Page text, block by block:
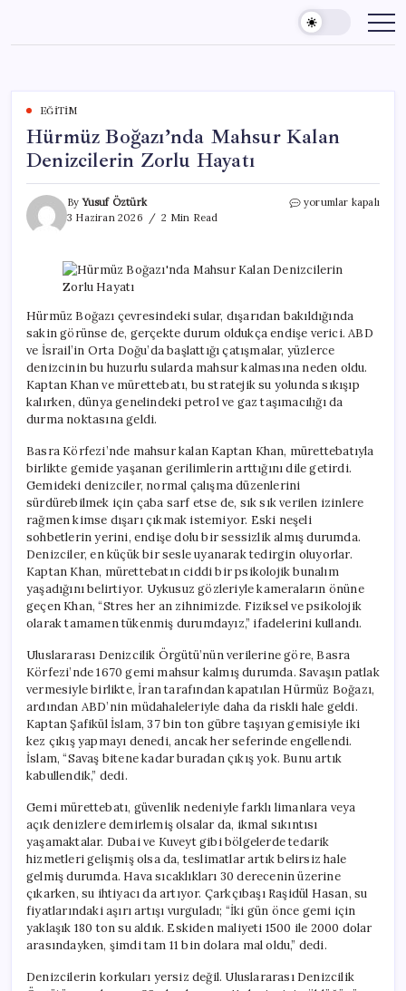
content
EĞITIM
Hürmüz Boğazı’nda Mahsur Kalan
Denizcilerin Zorlu Hayatı
ByYusuf Öztürk
3 Haziran 2026
2 Min Read
Hürmüz
Denizcilerin
Zorlu
için
yorumlar kapalı
Hürmüz Boğazı çevresindeki sular, dışarıdan bakıldığında
sakin görünse de, gerçekte durum oldukça endişe verici. ABD
ve İsrail’in Orta Doğu’da başlattığı çatışmalar, yüzlerce
denizcinin bu huzurlu sularda mahsur kalmasına neden oldu.
Kaptan Khan ve mürettebatı, bu stratejik su yolunda sıkışıp
kalırken, dünya genelindeki petrol ve gaz taşımacılığı da
durma noktasına geldi.
Basra Körfezi’nde mahsur kalan Kaptan Khan, mürettebatıyla
birlikte gemide yaşanan gerilimlerin arttığını dile getirdi.
Gemideki denizciler, normal çalışma düzenlerini
sürdürebilmek için çaba sarf etse de, sık sık verilen izinlere
rağmen kimse dışarı çıkmak istemiyor. Eski neşeli
sohbetlerin yerini, endişe dolu bir sessizlik almış durumda.
Denizciler, en küçük bir sesle uyanarak tedirgin oluyorlar.
Kaptan Khan, mürettebatın ciddi bir psikolojik bunalım
yaşadığını belirtiyor. Uykusuz gözleriyle kameraların önüne
geçen Khan, “Stres her an zihnimizde. Fiziksel ve psikolojik
olarak tamamen tükenmiş durumdayız,” ifadelerini kullandı.
Uluslararası Denizcilik Örgütü’nün verilerine göre, Basra
Körfezi’nde 1670 gemi mahsur kalmış durumda. Savaşın patlak
vermesiyle birlikte, İran tarafından kapatılan Hürmüz Boğazı,
ardından ABD’nin müdahaleleriyle daha da riskli hale geldi.
Kaptan Şafikül İslam, 37 bin ton gübre taşıyan gemisiyle iki
kez çıkış yapmayı denedi, ancak her seferinde engellendi.
İslam, “Savaş bitene kadar buradan çıkış yok. Bunu artık
kabullendik,” dedi.
Gemi mürettebatı, güvenlik nedeniyle farklı limanlara veya
açık denizlere demirlemiş olsalar da, ikmal sıkıntısı
yaşamaktalar. Dubai ve Kuveyt gibi bölgelerde tedarik
hizmetleri gelişmiş olsa da, teslimatlar artık belirsiz hale
gelmiş durumda. Hava sıcaklıkları 30 derecenin üzerine
çıkarken, su ihtiyacı da artıyor. Çarkçıbaşı Raşidül Hasan, su
fiyatlarındaki aşırı artışı vurguladı; “İki gün önce gemi için
yaklaşık 180 ton su aldık. Eskiden maliyeti 1500 ile 2000 dolar
arasındayken, şimdi tam 11 bin dolara mal oldu,” dedi.
Denizcilerin korkuları yersiz değil. Uluslararası Denizcilik